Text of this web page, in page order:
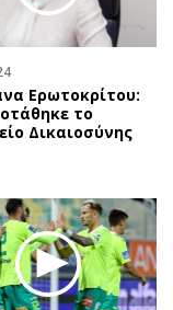
Ερωτοκρίτου:
το
Δικαιοσύνης